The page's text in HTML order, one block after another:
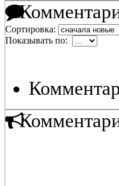
Сортировка:
Показывать по: